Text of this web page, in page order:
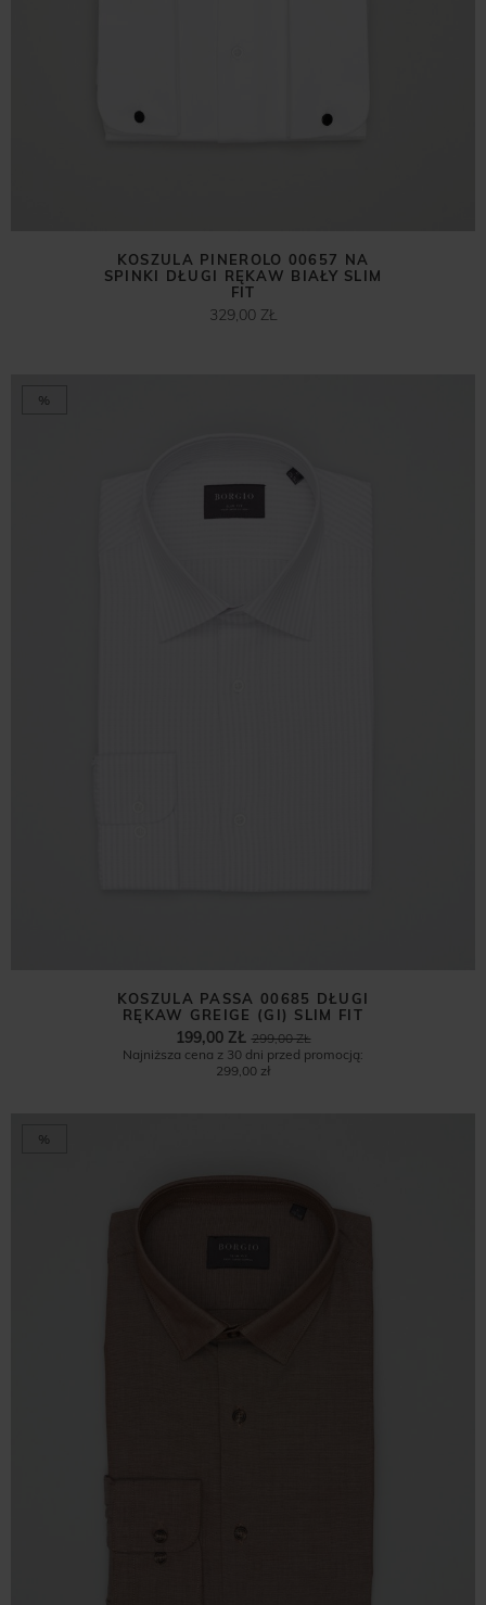
KOSZULA PINEROLO 00657 NA
SPINKI DŁUGI RĘKAW BIAŁY SLIM
FIT
329,00 ZŁ
%
KOSZULA PASSA 00685 DŁUGI
RĘKAW GREIGE (GI) SLIM FIT
299,00 ZŁ
199,00 ZŁ
Najniższa cena z 30 dni przed promocją:
299,00 zł
%